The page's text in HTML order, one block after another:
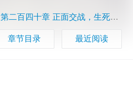
第二百四十章 正面交战，生死存亡之际！
章节目录 最近阅读